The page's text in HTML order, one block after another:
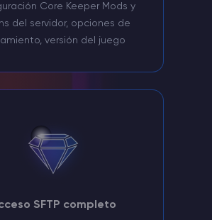
Core Keeper Mods y
del servidor, opciones de
versión del juego
SFTP completo